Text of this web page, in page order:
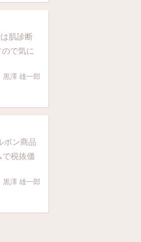
肌診断
で気に
黒澤 雄一郎
ボン商品
で税抜価
黒澤 雄一郎